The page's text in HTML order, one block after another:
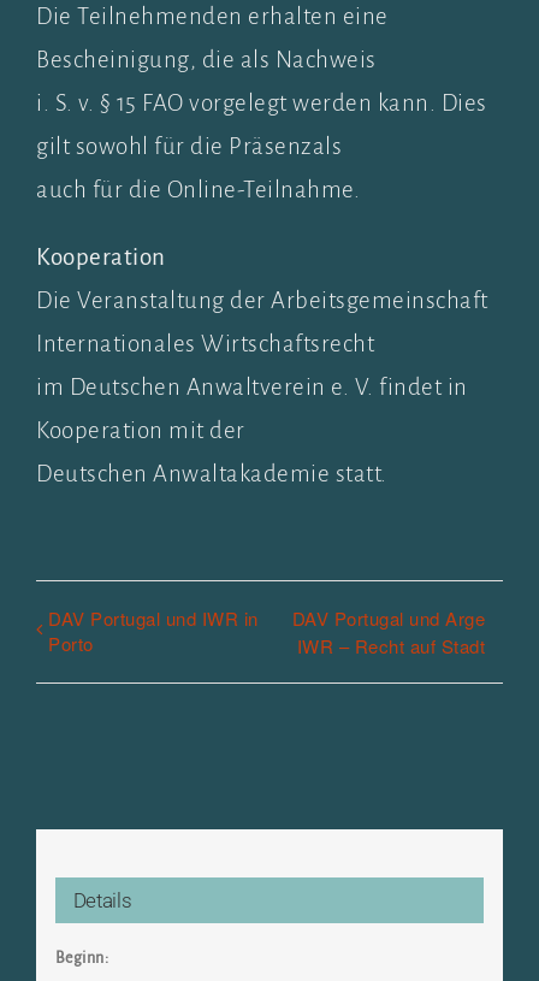
Die Teilnehmenden erhalten eine
Bescheinigung, die als Nachweis
i. S. v. § 15 FAO vorgelegt werden kann. Dies
gilt sowohl für die Präsenzals
auch für die Online-Teilnahme.
Kooperation
Die Veranstaltung der Arbeitsgemeinschaft
Internationales Wirtschaftsrecht
im Deutschen Anwaltverein e. V. findet in
Kooperation mit der
Deutschen Anwaltakademie statt.
DAV Portugal und IWR in
Porto
DAV Portugal und Arge
IWR – Recht auf Stadt
Details
Beginn: